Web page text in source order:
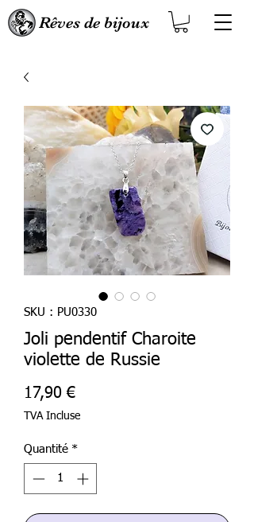
Rêves de bijoux
SKU : PU0330
Joli pendentif Charoite
violette de Russie
17,90 €Prix
TVA Incluse
Quantité *